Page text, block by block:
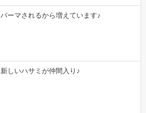
パーマされるから増えています♪
新しいハサミが仲間入り♪